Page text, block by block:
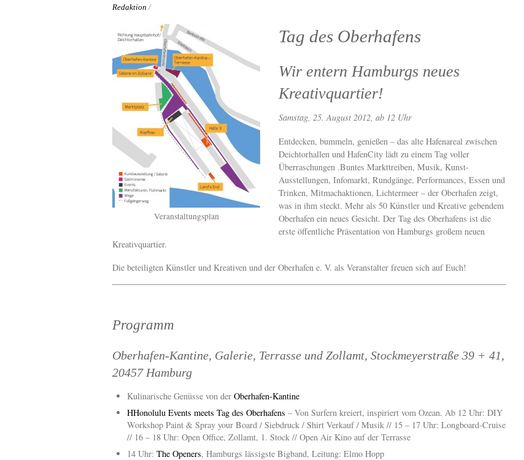
Redaktion /
Veranstaltungsplan
Tag des Oberhafens
Wir entern Hamburgs neues
Kreativquartier!
Samstag, 25. August 2012, ab 12 Uhr
Entdecken, bummeln, genießen – das alte Hafenareal zwischen
Deichtorhallen und HafenCity lädt zu einem Tag voller
Überraschungen .Buntes Markttreiben, Musik, Kunst-
Ausstellungen, Infomarkt, Rundgänge, Performances, Essen und
Trinken, Mitmachaktionen, Lichtermeer – der Oberhafen zeigt,
was in ihm steckt. Mehr als 50 Künstler und Kreative gebendem
Oberhafen ein neues Gesicht. Der Tag des Oberhafens ist die
erste öffentliche Präsentation von Hamburgs großem neuen
Kreativquartier.
Die beteiligten Künstler und Kreativen und der Oberhafen e. V. als Veranstalter freuen sich auf Euch!
Programm
Oberhafen-Kantine, Galerie, Terrasse und Zollamt, Stockmeyerstraße 39 + 41,
20457 Hamburg
Kulinarische Genüsse von der Oberhafen-Kantine
HHonolulu Events meets Tag des Oberhafens – Von Surfern kreiert, inspiriert vom Ozean. Ab 12 Uhr: DIY
Workshop Paint & Spray your Board / Siebdruck / Shirt Verkauf / Musik // 15 – 17 Uhr: Longboard-Cruise
// 16 – 18 Uhr: Open Office, Zollamt, 1. Stock // Open Air Kino auf der Terrasse
14 Uhr: The Openers, Hamburgs lässigste Bigband, Leitung: Elmo Hopp